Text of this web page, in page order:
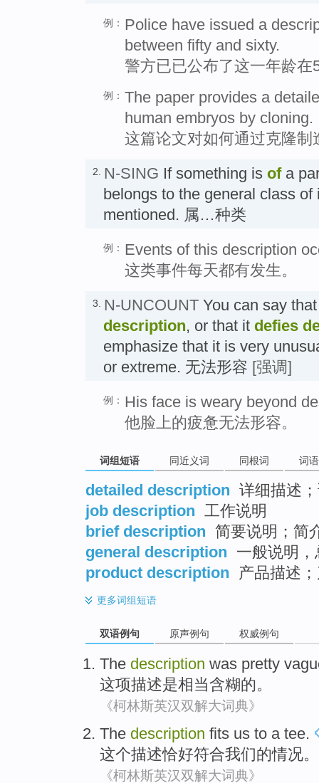
例： Police have issued a
between fifty and sixty.
警方已已公布了这一年龄
例： The paper provides a
human embryos by cloning.
这篇论文对如何通过克隆
2. N-SING If something is ofa
belongs to the general class of
mentioned. 属…种类
例： Events of this description
这类事件每天都有发生。
3. N-UNCOUNT You can say
description, or that it defies
emphasize that it is very
or extreme. 无法形容 [强调]
例： His face is weary beyond
他脸上的疲惫无法形容。
词组短语 同近义词 同根词 词
detailed description 详细描述
job description 工作说明
brief description 简要说明；简
general description 一般说明，
product description
产品描述
更多词组短语
双语例句 原声例句 权威例句
The description was pretty
这项描述是相当含糊的。
《柯林斯英汉双解大词典》
The description fits us to a tee.
这个描述恰好符合我们的情况。
《柯林斯英汉双解大词典》